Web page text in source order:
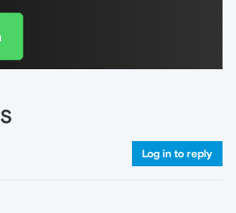
Log in to reply